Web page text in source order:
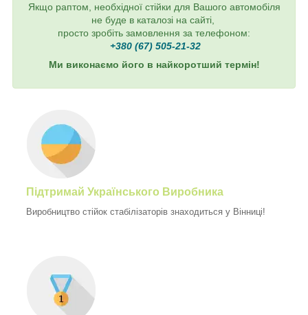
Якщо раптом, необхідної стійки для Вашого автомобіля
не буде в каталозі на сайті,
просто зробіть замовлення за телефоном:
+380 (67) 505-21-32
Ми виконаємо його в найкоротший термін!
Підтримай Українського Виробника
Виробництво стійок стабілізаторів знаходиться у Вінниці!